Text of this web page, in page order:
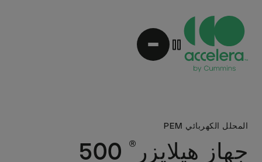
المحتوى
الرئيسي
المحلل الكهربائي PEM
جهاز هيلايزر ®